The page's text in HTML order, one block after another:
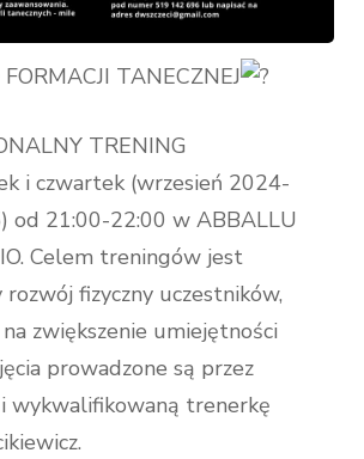
TANECZNEJ
TRENING
i czwartek (wrzesień 2024-
od 21:00-22:00 w ABBALLU
Celem treningów jest
fizyczny uczestników,
zwiększenie umiejętności
prowadzone są przez
wykwalifikowaną trenerkę